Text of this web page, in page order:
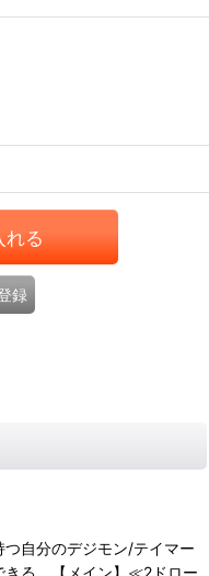
れる
録
自分のデジモン/テイマー
きる。【メイン】≪2ドロー